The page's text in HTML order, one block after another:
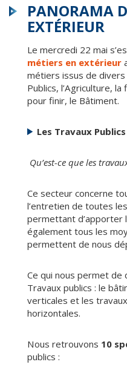
PANORAMA
EXTÉRIEUR
Le mercredi 22 mai
métiers en extérieur
métiers issus de divers
Publics, l’Agriculture,
pour finir, le Bâtiment.
Les Travaux Publics
Qu’est-ce que les
Ce secteur concerne
l’entretien de toutes
permettant d’apporter
également tous les
permettent de nous
Ce qui nous permet
Travaux publics : le
verticales et les
horizontales.
Nous retrouvons 10
publics :